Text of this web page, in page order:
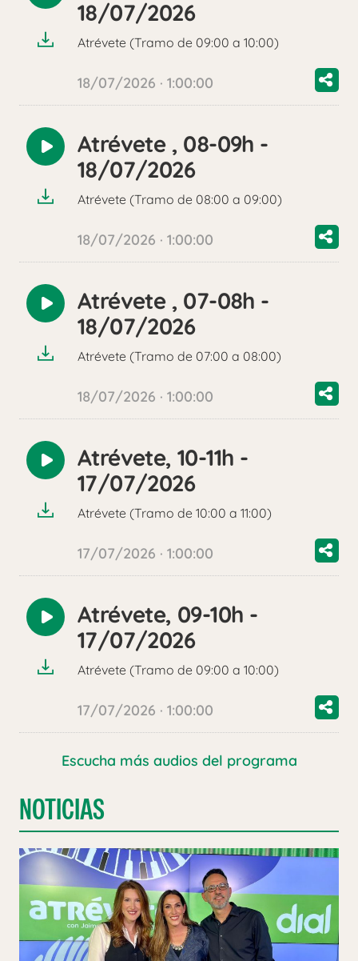
audio18/07/2026
Atrévete (Tramo de 09:00 a 10:00)
18/07/2026 · 1:00:00
Reproducir
audio
Atrévete , 08-09h -
18/07/2026
Atrévete (Tramo de 08:00 a 09:00)
18/07/2026 · 1:00:00
Reproducir
audio
Atrévete , 07-08h -
18/07/2026
Atrévete (Tramo de 07:00 a 08:00)
18/07/2026 · 1:00:00
Reproducir
audio
Atrévete, 10-11h -
17/07/2026
Atrévete (Tramo de 10:00 a 11:00)
17/07/2026 · 1:00:00
Reproducir
audio
Atrévete, 09-10h -
17/07/2026
Atrévete (Tramo de 09:00 a 10:00)
17/07/2026 · 1:00:00
Escucha más audios del programa
NOTICIAS